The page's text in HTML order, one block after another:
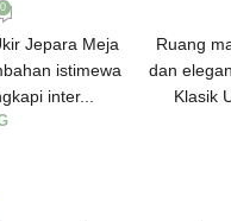
0
Jepara Meja
istimewa
inter...
Ruang
dan
Klasik